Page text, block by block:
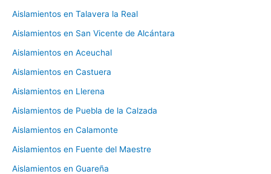
Aislamientos en Talavera la Real
Aislamientos en San Vicente de Alcántara
Aislamientos en Aceuchal
Aislamientos en Castuera
Aislamientos en Llerena
Aislamientos de Puebla de la Calzada
Aislamientos en Calamonte
Aislamientos en Fuente del Maestre
Aislamientos en Guareña